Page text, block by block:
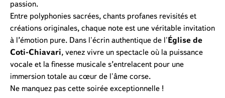
passion.
Entre polyphonies sacrées, chants profanes revisités et
créations originales, chaque note est une véritable invitation
à l’émotion pure. Dans l'écrin authentique de l' Église de
Coti-Chiavari, venez vivre un spectacle où la puissance
vocale et la finesse musicale s’entrelacent pour une
immersion totale au cœur de l'âme corse.
Ne manquez pas cette soirée exceptionnelle !